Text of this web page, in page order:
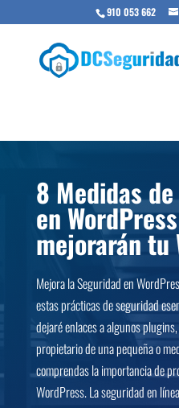
910 053 662
8 Medidas
en
mejorarán tu
Mejora la Seguridad en
estas prácticas de seguridad
dejaré enlaces a algunos
propietario de una pequeña o
comprendas la importancia de
WordPress. La seguridad en